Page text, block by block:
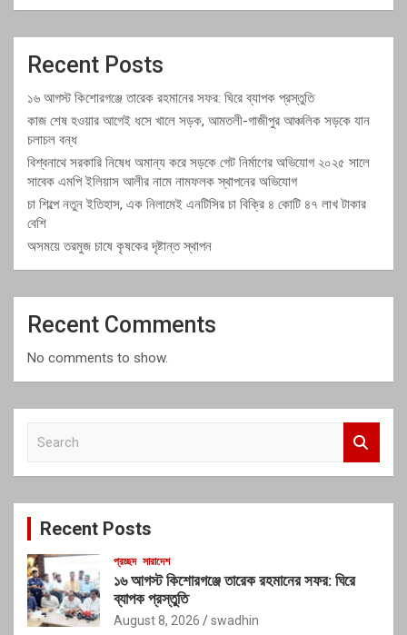
Recent Posts
১৬ আগস্ট কিশোরগঞ্জে তারেক রহমানের সফর: ঘিরে ব্যাপক প্রস্তুতি
কাজ শেষ হওয়ার আগেই ধসে খালে সড়ক, আমতলী-গাজীপুর আঞ্চলিক সড়কে যান
চলাচল বন্ধ
বিশ্বনাথে সরকারি নিষেধ অমান্য করে সড়কে গেট নির্মাণের অভিযোগ ২০২৫ সালে
সাবেক এমপি ইলিয়াস আলীর নামে নামফলক স্থাপনের অভিযোগ
চা শিল্পে নতুন ইতিহাস, এক নিলামেই এনটিসির চা বিক্রি ৪ কোটি ৪৭ লাখ টাকার
বেশি
অসময়ে তরমুজ চাষে কৃষকের দৃষ্টান্ত স্থাপন
Recent Comments
No comments to show.
c
Recent Posts
প্রচ্ছদ সারাদেশ
১৬ আগস্ট কিশোরগঞ্জে তারেক রহমানের সফর: ঘিরে
ব্যাপক প্রস্তুতি
August 8, 2026 swadhin